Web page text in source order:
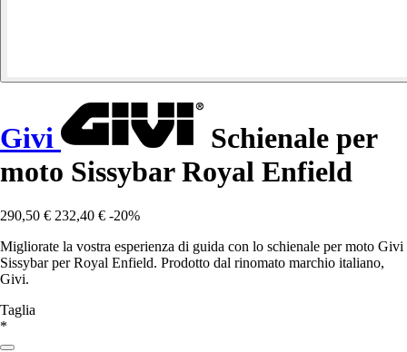
Givi
Schienale per
moto Sissybar Royal Enfield
290,50 € 232,40 € -20%
Migliorate la vostra esperienza di guida con lo schienale per moto Givi
Sissybar per Royal Enfield. Prodotto dal rinomato marchio italiano,
Givi.
Taglia
*